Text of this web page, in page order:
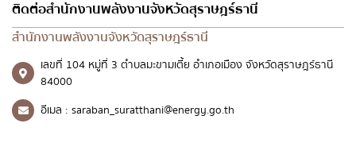
ติดต่อสำนักงานพลังงานจังหวัดสุราษฎร์ธานี
สำนักงานพลังงานจังหวัดสุราษฎร์ธานี
เลขที่ 104 หมู่ที่ 3 ตำบลมะขามเตี้ย อำเภอเมือง จังหวัดสุราษฎร์ธานี
84000
อีเมล : saraban_suratthani@energy.go.th